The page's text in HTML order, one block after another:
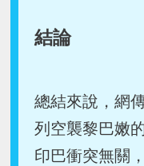
結論
總結來說，網
列空襲黎巴嫩
印巴衝突無關